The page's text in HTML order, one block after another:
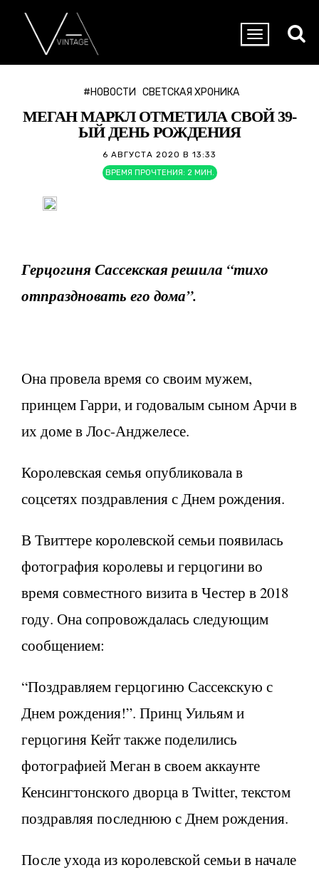
#НОВОСТИ СВЕТСКАЯ ХРОНИКА
МЕГАН МАРКЛ ОТМЕТИЛА СВОЙ 39-
ЫЙ ДЕНЬ РОЖДЕНИЯ
6 АВГУСТА 2020 В 13:33
ВРЕМЯ ПРОЧТЕНИЯ: 2 МИН.
Герцогиня Сассекская решила “тихо
отпраздновать его дома”.
Она провела время со своим мужем,
принцем Гарри, и годовалым сыном Арчи в
их доме в Лос-Анджелесе.
Королевская семья опубликовала в
соцсетях поздравления с Днем ​​рождения.
В Твиттере королевской семьи появилась
фотография королевы и герцогини во
время совместного визита в Честер в 2018
году. Она сопровождалась следующим
сообщением:
“Поздравляем герцогиню Сассекскую с
Днем ​​рождения!”. Принц Уильям и
герцогиня Кейт также поделились
фотографией Меган в своем аккаунте
Кенсингтонского дворца в Twitter, текстом
поздравляя последнюю с Днем рождения.
После ухода из королевской семьи в начале